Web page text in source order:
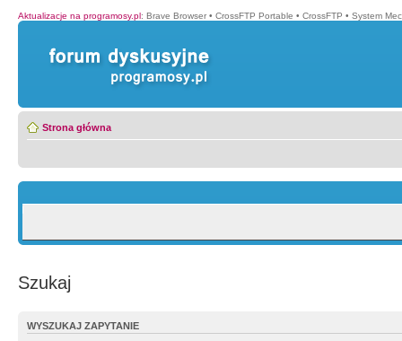
Aktualizacje na programosy.pl: Brave Browser • CrossFTP Portable • CrossFTP • System
Strona główna
Szukaj
WYSZUKAJ ZAPYTANIE